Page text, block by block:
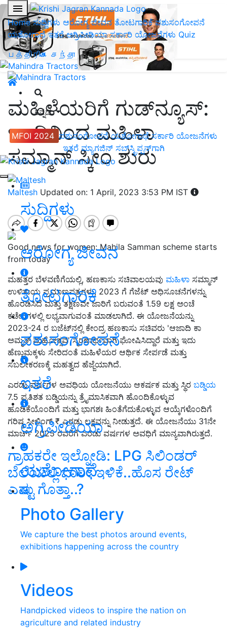
Home ಸುದ್ದಿಗಳು ಆರೋಗ್ಯ ಜೀವನ ತೋಟಗಾರಿಕೆಪಶುಸಂಗೋಪನೆ
ಯಶೋಗಾಥೆ ಇತರೆ ಅಗ್ರಿಪೀಡಿಯಾ ಸರ್ಕಾರಿ ಯೋಜನೆಗಳು Quiz
பத்திரிகை சந்தா
ಕನ್ನಡ
MFOI 2024 ಪಶುಸಂಗೋಪನೆ ಯಶೋಗಾಥೆ ಸರ್ಕಾರಿ ಯೋಜನೆಗಳು
ಇತರೆ ಮ್ಯಾಗಜಿನ್‌ ಸಬ್‌ಸ್ಕ್ರಿಪ್ಷನ್‌ಗಾಗಿ
ಸುದ್ದಿಗಳು
ಆರೋಗ್ಯ ಜೀವನ
ತೋಟಗಾರಿಕೆ
ಪಶುಸಂಗೋಪನೆ
ಇತರೆ
ಅಗ್ರಿಪೀಡಿಯಾ
ಯಶೋಗಾಥೆ
Photo Gallery
We capture the best photos around events,
exhibitions happening across the country
Videos
Handpicked videos to inspire the nation on
agriculture and related industry
ಮಹಿಳೆಯರಿಗೆ ಗುಡ್‌ನ್ಯೂಸ್‌:
ಇಂದಿನಿಂದ ಮಹಿಳಾ
ಸಮ್ಮಾನ್‌ ಸ್ಕೀಂ ಶುರು
Maltesh Updated on: 1 April, 2023 3:53 PM IST
Good news for women: Mahila Samman scheme starts
from today
ಮಹತ್ತರ ಬೆಳವಣಿಗೆಯಲ್ಲಿ, ಹಣಕಾಸು ಸಚಿವಾಲಯವು ಮಹಿಳಾ ಸಮ್ಮಾನ್
ಉಳಿತಾಯ ಪ್ರಮಾಣಪತ್ರಗಳು, 2023 ಗೆ ಗೆಜೆಟ್ ಅಧಿಸೂಚನೆಗಳನ್ನು
ಹೊರಡಿಸಿದೆ ಮತ್ತು ತಕ್ಷಣವೇ ಜಾರಿಗೆ ಬರುವಂತೆ 1.59 ಲಕ್ಷ ಅಂಚೆ
ಕಚೇರಿಗಳಲ್ಲಿ ಲಭ್ಯವಾಗುವಂತೆ ಮಾಡಲಾಗಿದೆ. ಈ ಯೋಜನೆಯನ್ನು
2023-24 ರ ಬಜೆಟ್‌ನಲ್ಲಿ ಕೇಂದ್ರ ಹಣಕಾಸು ಸಚಿವರು 'ಆಜಾದಿ ಕಾ
ಅಮೃತ್ ಮಹೋತ್ಸವ'ಸ್ಮರಣಾರ್ಥವಾಗಿ ಘೋಷಿಸಿದ್ದಾರೆ ಮತ್ತು ಇದು
ಹೆಣ್ಣುಮಕ್ಕಳು ಸೇರಿದಂತೆ ಮಹಿಳೆಯರ ಆರ್ಥಿಕ ಸೇರ್ಪಡೆ ಮತ್ತು
ಸಬಲೀಕರಣಕ್ಕೆ ಮಹತ್ವದ ಹೆಜ್ಜೆಯಾಗಿದೆ.
ಎರಡು ವರ್ಷಗಳ ಅವಧಿಯ ಯೋಜನೆಯು ಆಕರ್ಷಕ ಮತ್ತು ಸ್ಥಿರ ಬಡ್ಡಿಯ
7.5 ಪ್ರತಿಶತ ಬಡ್ಡಿಯನ್ನು ತ್ರೈಮಾಸಿಕವಾಗಿ ಹೊಂದಿಕೊಳ್ಳುವ
ಹೂಡಿಕೆಯೊಂದಿಗೆ ಮತ್ತು ಭಾಗಶಃ ಹಿಂತೆಗೆದುಕೊಳ್ಳುವ ಆಯ್ಕೆಗಳೊಂದಿಗೆ
ಗರಿಷ್ಠ ಸೀಲಿಂಗ್ ₹ಎರಡು ಲಕ್ಷವನ್ನು ನೀಡುತ್ತದೆ. ಈ ಯೋಜನೆಯು 31ನೇ
ಮಾರ್ಚ್ 2025 ರವರೆಗೆ ಎರಡು ವರ್ಷಗಳ ಅವಧಿಗೆ ಮಾನ್ಯವಾಗಿರುತ್ತದೆ.
ಗ್ರಾಹಕರೇ ಇಲ್ನೋಡಿ: LPG ಸಿಲಿಂಡರ್‌
ಬೆಲೆಯಲ್ಲಿ ಭಾರೀ ಇಳಿಕೆ..ಹೊಸ ರೇಟ್‌
ಎಷ್ಟು ಗೊತ್ತಾ..?